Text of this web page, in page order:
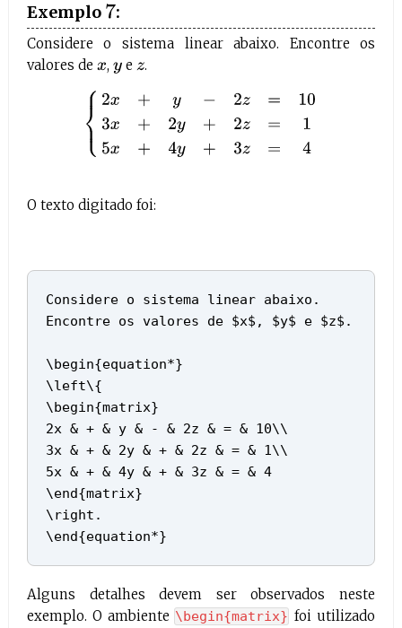
Exemplo 7:
Considere o sistema linear abaixo. Encontre os
valores de x,ye z.
{2 x+y z= 3x+ +2 15x y+ =4
O texto digitado foi:
Considere o sistema linear abaixo.
Encontre os valores de $x$, $y$ e $z$.
\begin{equation*}
\left\{
\begin{matrix}
2x & + & y & - & 2z & = & 10\\
3x & + & 2y & + & 2z & = & 1\\
5x & + & 4y & + & 3z & = & 4
\end{matrix}
\right.
\end{equation*}
Alguns detalhes devem ser observados neste
exemplo. O ambiente \begin{matrix} foi utilizado